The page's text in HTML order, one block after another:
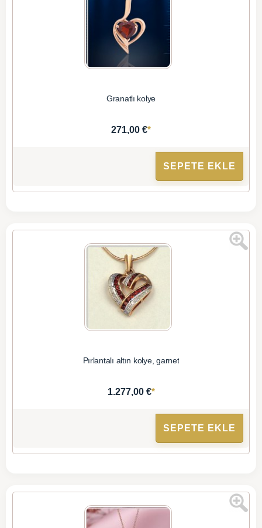
Granatlı kolye
271,00 €*
SEPETE EKLE
Pırlantalı altın kolye, garnet
1.277,00 €*
SEPETE EKLE